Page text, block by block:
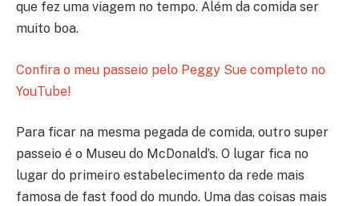
que fez uma viagem no tempo. Além da comida ser
muito boa.
Confira o meu passeio pelo Peggy Sue completo no
YouTube!
Para ficar na mesma pegada de comida, outro super
passeio é o Museu do McDonald’s. O lugar fica no
lugar do primeiro estabelecimento da rede mais
famosa de fast food do mundo. Uma das coisas mais